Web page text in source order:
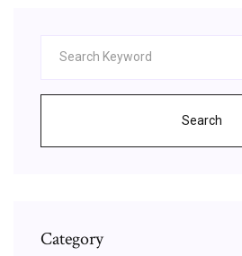
Search
Category